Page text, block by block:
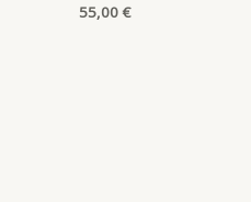
55,00 €